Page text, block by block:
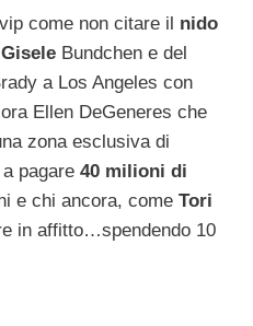
come non citare il nido
Bundchen e del
a Los Angeles con
Ellen DeGeneres che
zona esclusiva di
pagare 40 milioni di
e chi ancora, come Tori
in affitto…spendendo 10